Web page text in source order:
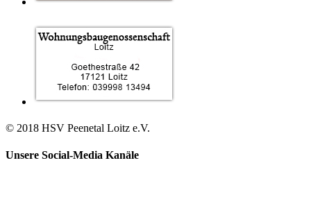
© 2018 HSV Peenetal Loitz e.V.
Unsere Social-Media Kanäle